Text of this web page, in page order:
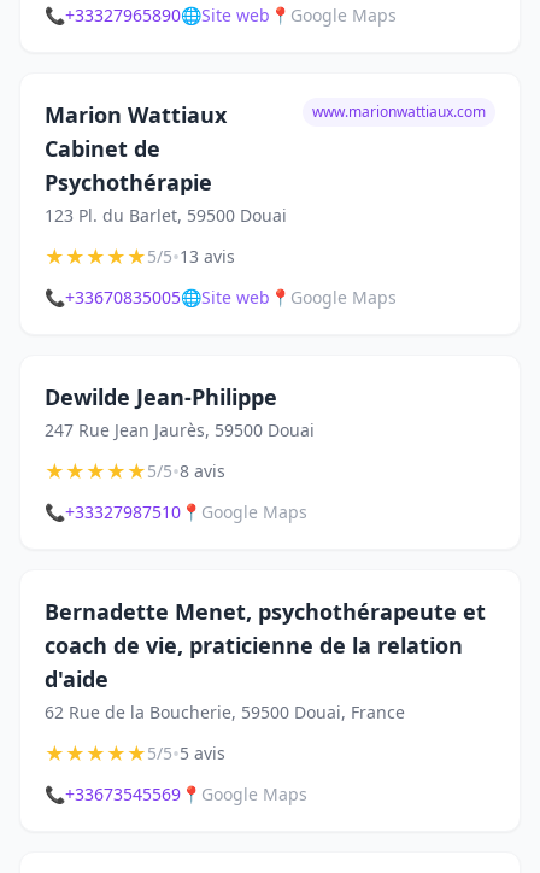
📞+33327965890🌐Site web 📍 Google Maps
Marion Wattiaux
Cabinet de
Psychothérapie
123 Pl. du Barlet, 59500 Douai
www.marionwattiaux.com
★★★★★5/5•13 avis
📞+33670835005🌐Site web 📍 Google Maps
Dewilde Jean-Philippe
247 Rue Jean Jaurès, 59500 Douai
★★★★★5/5•8 avis
📞+33327987510 📍 Google Maps
Bernadette Menet, psychothérapeute et
coach de vie, praticienne de la relation
d'aide
62 Rue de la Boucherie, 59500 Douai, France
★★★★★5/5•5 avis
📞+33673545569 📍 Google Maps